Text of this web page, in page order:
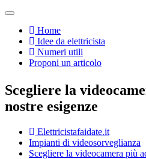
Home
Idee da elettricista
Numeri utili
Proponi un articolo
Scegliere la
nostre esigenze
Elettricistafaidate.it
Impianti di videosorveglianza
Scegliere la videocamera più